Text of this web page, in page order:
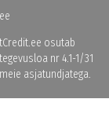
osutab
nr 4.1-1/31
asjatundjatega.